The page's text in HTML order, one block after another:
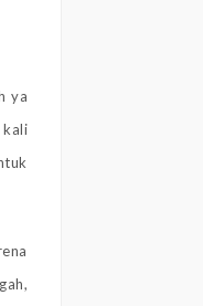
ya
kali